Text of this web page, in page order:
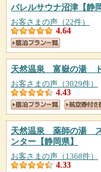
バレルサウナ沼津 【静
お客さまの声（22件）
4.64
天然温泉 富嶽の湯
お客さまの声（3029件）
4.43
天然温泉 薬師の湯 ス
ンター 【静岡県】
お客さまの声（1368件）
4.33